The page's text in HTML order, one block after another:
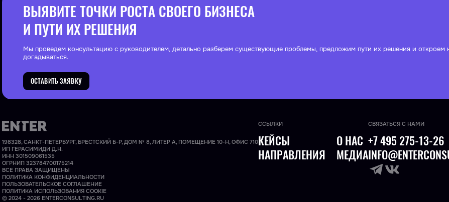
ВЫЯВИТЕ ТОЧКИ РОСТА СВОЕГО БИЗНЕСА
И ПУТИ ИХ РЕШЕНИЯ
Мы проведем консультацию с руководителем, детально разберем существующие проблемы, предложим пути их решения и
догадываться.
ОСТАВИТЬ ЗАЯВКУ
198328, САНКТ-ПЕТЕРБУРГ, БРЕСТСКИЙ Б-Р, ДОМ № 8, ЛИТЕР А, ПОМЕЩЕНИЕ 10-Н, ОФИС 710
ИП ГЕРАСИМИДИ Д.Н.
ИНН 301509061535
ОГРНИП 323784700175214
ВСЕ ПРАВА ЗАЩИЩЕНЫ
ПОЛИТИКА КОНФИДЕНЦИАЛЬНОСТИ
ПОЛЬЗОВАТЕЛЬСКОЕ СОГЛАШЕНИЕ
ПОЛИТИКА ИСПОЛЬЗОВАНИЯ COOKIE
© 2024 - 2026 ENTERCONSULTING.RU
ССЫЛКИ
КЕЙСЫ
НАПРАВЛЕНИЯ
О НАС
МЕДИА
СВЯЗАТЬСЯ С НАМИ
+7 495 275-13-26